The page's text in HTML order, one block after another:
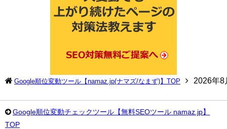
Google順位変動ツール【namaz.jp(ナマズ/なまず)】TOP 2026年8
Google順位変動チェックツール【無料SEOツール namaz.jp】
TOP